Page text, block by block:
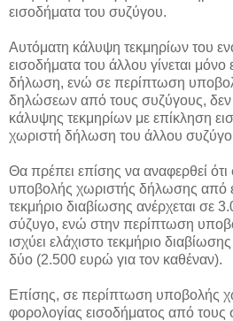
εισοδήματα του συζύγου.
Αυτόματη κάλυψη τεκμηρίων του
εισοδήματα του άλλου γίνεται
δήλωση, ενώ σε περίπτωση
δηλώσεων από τους συζύγους, δεν
κάλυψης τεκμηρίων με επίκληση
χωριστή δήλωση του άλλου
Θα πρέπει επίσης να αναφερθεί
υποβολής χωριστής δήλωσης από
τεκμήριο διαβίωσης ανέρχεται σε
σύζυγο, ενώ στην περίπτωση
ισχύει ελάχιστο τεκμήριο
δύο (2.500 ευρώ για τον καθέναν).
Επίσης, σε περίπτωση υποβολής
φορολογίας εισοδήματος από τους